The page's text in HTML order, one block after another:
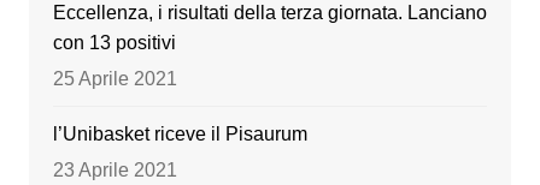
Eccellenza, i risultati della terza giornata. Lanciano
con 13 positivi
25 Aprile 2021
l’Unibasket riceve il Pisaurum
23 Aprile 2021